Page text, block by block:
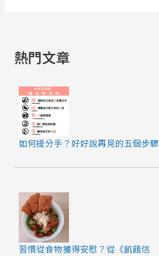
熱門文章
如何提分手？好好說再見的五個步驟
習慣從食物獲得安慰？從《飢餓信